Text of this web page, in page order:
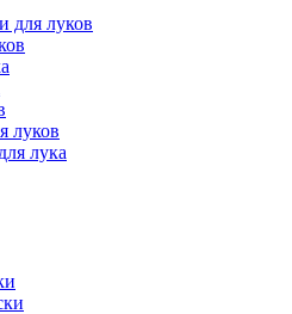
для луков
луков
лука